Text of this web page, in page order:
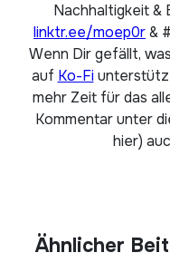
Nachhaltigkeit &
linktr.ee/moep0r&
Wenn Dir gefällt,
auf Ko-Fi
mehr Zeit für das
Kommentar unter
hier)
Ähnlicher